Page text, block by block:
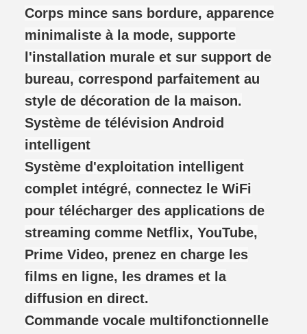
Corps mince sans bordure, apparence
minimaliste à la mode, supporte
l'installation murale et sur support de
bureau, correspond parfaitement au
style de décoration de la maison.
Système de télévision Android
intelligent
Système d'exploitation intelligent
complet intégré, connectez le WiFi
pour télécharger des applications de
streaming comme Netflix, YouTube,
Prime Video, prenez en charge les
films en ligne, les drames et la
diffusion en direct.
Commande vocale multifonctionnelle